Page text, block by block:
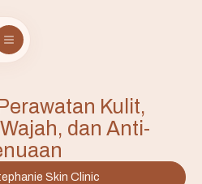
Kulit,
dan Anti-
Skin Clinic